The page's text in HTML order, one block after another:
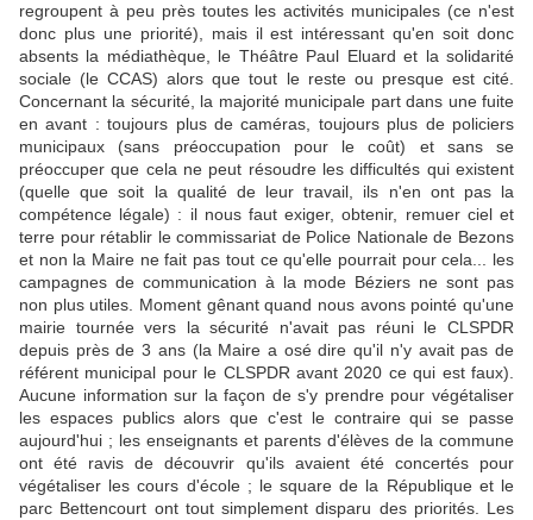
regroupent à peu près toutes les activités municipales (ce n'est
donc plus une priorité), mais il est intéressant qu'en soit donc
absents la médiathèque, le Théâtre Paul Eluard et la solidarité
sociale (le CCAS) alors que tout le reste ou presque est cité.
Concernant la sécurité, la majorité municipale part dans une fuite
en avant : toujours plus de caméras, toujours plus de policiers
municipaux (sans préoccupation pour le coût) et sans se
préoccuper que cela ne peut résoudre les difficultés qui existent
(quelle que soit la qualité de leur travail, ils n'en ont pas la
compétence légale) : il nous faut exiger, obtenir, remuer ciel et
terre pour rétablir le commissariat de Police Nationalede Bezons
et non la Maire ne fait pas tout ce qu'elle pourrait pour cela... les
campagnes de communication à la mode Béziers ne sont pas
non plus utiles. Moment gênant quand nous avons pointé qu'une
mairie tournée vers la sécurité n'avait pas réuni le CLSPDR
depuis près de 3 ans (la Maire a osé dire qu'il n'y avait pas de
référent municipal pour le CLSPDR avant 2020 ce qui est faux).
Aucune information sur la façon de s'y prendre pour végétaliser
les espaces publics alors que c'est le contraire qui se passe
aujourd'hui ; les enseignants et parents d'élèves de la commune
ont été ravis de découvrir qu'ils avaient été concertés pour
végétaliser les cours d'école ; le square de la République et le
parc Bettencourt ont tout simplement disparu des priorités. Les